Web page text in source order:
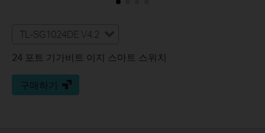
TL-SG1024DE V4.2
24 포트 기가비트 이지 스마트 스위치
구매하기